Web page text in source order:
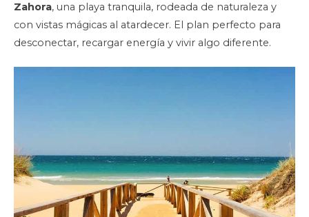
Zahora, una playa tranquila, rodeada de naturaleza y
con vistas mágicas al atardecer. El plan perfecto para
desconectar, recargar energía y vivir algo diferente.